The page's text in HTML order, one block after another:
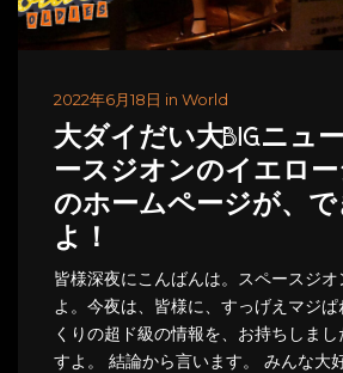
2022年6月18日 in World
大ダイだい大BIGニュ
ースジオンのイエロ
のホームページが、で
よ！
皆様深夜にこんばんは。スペースジ
よ。今夜は、皆様に、すっげえマジ
くりの超ド級の情報を、お持ちしま
すよ。 結論から言います。 みんな大